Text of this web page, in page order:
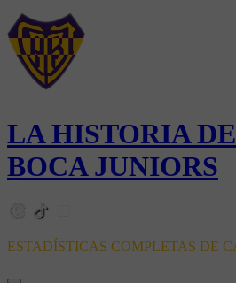
LA HISTORIA DE
BOCA JUNIORS
ESTADÍSTICAS COMPLETAS DE